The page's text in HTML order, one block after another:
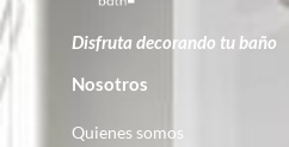
Disfruta decorando tu baño
Nosotros
Quienes somos